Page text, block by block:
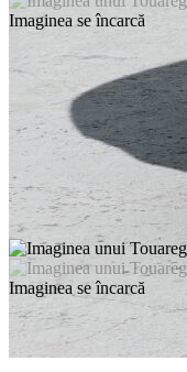
Imaginea se încarcă
Imaginea se încarcă